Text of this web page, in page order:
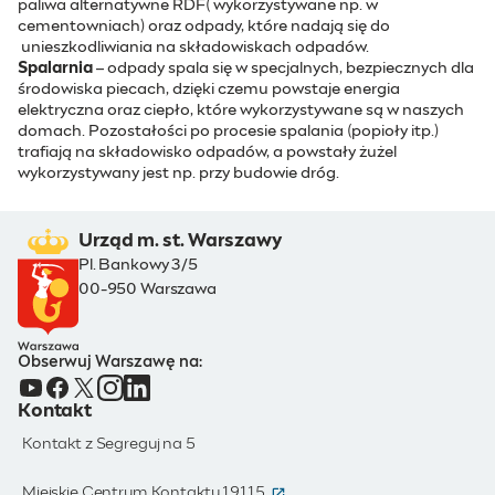
paliwa alternatywne RDF( wykorzystywane np. w
cementowniach) oraz odpady, które nadają się do
unieszkodliwiania na składowiskach odpadów.
Spalarnia – odpady spala się w specjalnych, bezpiecznych dla
środowiska piecach, dzięki czemu powstaje energia
elektryczna oraz ciepło, które wykorzystywane są w naszych
domach. Pozostałości po procesie spalania (popioły itp.)
trafiają na składowisko odpadów, a powstały żużel
wykorzystywany jest np. przy budowie dróg.
Urząd m. st. Warszawy
Pl. Bankowy 3/5
00-950 Warszawa
Obserwuj Warszawę na:
Kontakt
Kontakt z Segreguj na 5
(otwiera się w nowym oknie)